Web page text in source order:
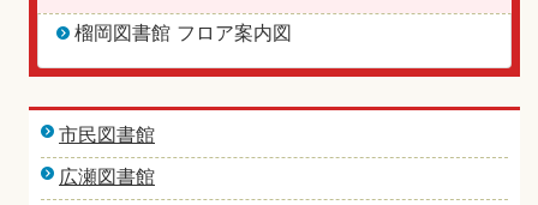
榴岡図書館 フロア案内図
市民図書館
広瀬図書館